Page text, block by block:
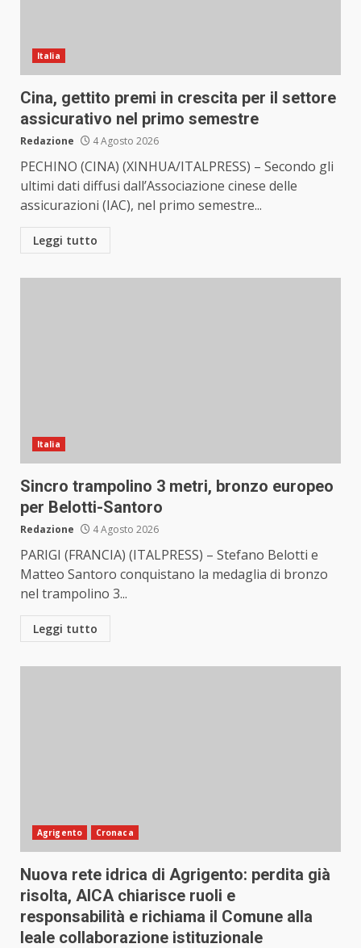
Italia
Cina, gettito premi in crescita per il settore
assicurativo nel primo semestre
Redazione 4 Agosto 2026
PECHINO (CINA) (XINHUA/ITALPRESS) – Secondo gli
ultimi dati diffusi dall’Associazione cinese delle
assicurazioni (IAC), nel primo semestre...
Leggi tutto
Italia
Sincro trampolino 3 metri, bronzo europeo
per Belotti-Santoro
Redazione 4 Agosto 2026
PARIGI (FRANCIA) (ITALPRESS) – Stefano Belotti e
Matteo Santoro conquistano la medaglia di bronzo
nel trampolino 3...
Leggi tutto
Agrigento Cronaca
Nuova rete idrica di Agrigento: perdita già
risolta, AICA chiarisce ruoli e
responsabilità e richiama il Comune alla
leale collaborazione istituzionale